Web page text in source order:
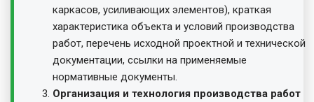
каркасов, усиливающих элементов), краткая
характеристика объекта и условий производства
работ, перечень исходной проектной и технической
документации, ссылки на применяемые
нормативные документы.
Организация и технология производства работ